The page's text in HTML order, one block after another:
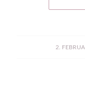
2. /